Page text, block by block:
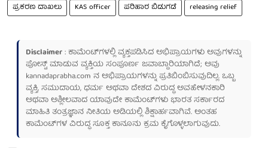
ಪ್ರಕರಣ ದಾಖಲು
KAS officer ಪರಿಹಾರ ಬಿಡುಗಡೆ releasing relief
Disclaimer: ಕಾಮೆಂಟ್‌ಗಳಲ್ಲಿ ವ್ಯಕ್ತಪಡಿಸಿದ ಅಭಿಪ್ರಾಯಗಳು ಅವುಗಳನ್ನು
ಪೋಸ್ಟ್ ಮಾಡುವ ವ್ಯಕ್ತಿಯ ಸಂಪೂರ್ಣ ಜವಾಬ್ದಾರಿಯಾಗಿದೆ; ಅವು
kannadaprabha.com ನ ಅಭಿಪ್ರಾಯಗಳನ್ನು ಪ್ರತಿಬಿಂಬಿಸುವುದಿಲ್ಲ. ಒಬ್ಬ
ವ್ಯಕ್ತಿ, ಸಮುದಾಯ, ಧರ್ಮ ಅಥವಾ ದೇಶದ ವಿರುದ್ಧ ಅವಹೇಳನಕಾರಿ
ಅಥವಾ ಅಶ್ಲೀಲವಾದ ಯಾವುದೇ ಕಾಮೆಂಟ್‌ಗಳು ಭಾರತ ಸರ್ಕಾರದ
ಮಾಹಿತಿ ತಂತ್ರಜ್ಞಾನ ನೀತಿಯ ಅಡಿಯಲ್ಲಿ ಶಿಕ್ಷಾರ್ಹವಾಗಿವೆ. ಅಂತಹ
ಕಾಮೆಂಟ್‌ಗಳ ವಿರುದ್ಧ ಸೂಕ್ತ ಕಾನೂನು ಕ್ರಮ ಕೈಗೊಳ್ಳಲಾಗುವುದು.